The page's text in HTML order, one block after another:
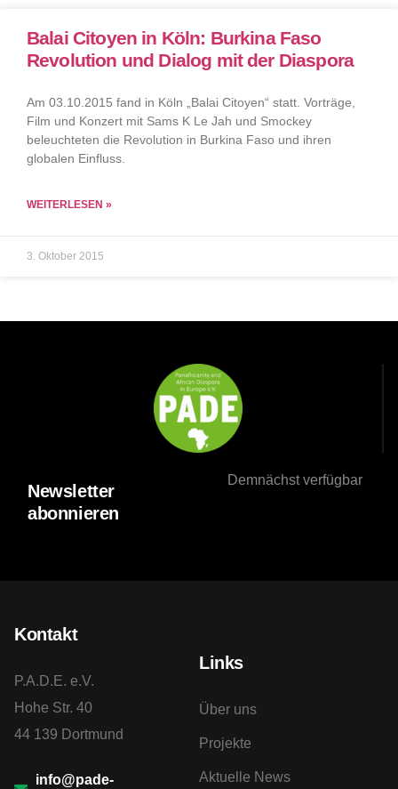
Balai Citoyen in Köln: Burkina Faso
Revolution und Dialog mit der Diaspora
Am 03.10.2015 fand in Köln „Balai Citoyen“ statt. Vorträge,
Film und Konzert mit Sams K Le Jah und Smockey
beleuchteten die Revolution in Burkina Faso und ihren
globalen Einfluss.
WEITERLESEN »
3. Oktober 2015
Newsletter
abonnieren
Demnächst verfügbar
Kontakt
P.A.D.E. e.V.
Hohe Str. 40
44 139 Dortmund
info@pade-
Links
Über uns
Projekte
Aktuelle News